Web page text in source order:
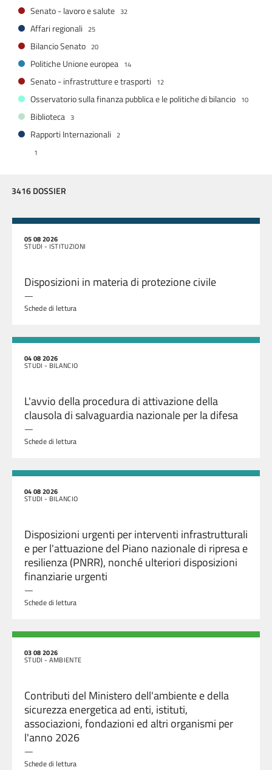
Senato - lavoro e salute 32
Affari regionali 25
Bilancio Senato 20
Politiche Unione europea 14
Senato - infrastrutture e trasporti 12
Osservatorio sulla finanza pubblica e le politiche di bilancio 10
Biblioteca 3
Rapporti Internazionali
2
1
3416 DOSSIER
05 08 2026
STUDI - ISTITUZIONI
Disposizioni in materia di protezione civile
—
Schede di lettura
04 08 2026
STUDI - BILANCIO
L'avvio della procedura di attivazione della
clausola di salvaguardia nazionale per la difesa
—
Schede di lettura
04 08 2026
STUDI - BILANCIO
Disposizioni urgenti per interventi infrastrutturali
e per l'attuazione del Piano nazionale di ripresa e
resilienza (PNRR), nonché ulteriori disposizioni
finanziarie urgenti
—
Schede di lettura
03 08 2026
STUDI - AMBIENTE
Contributi del Ministero dell'ambiente e della
sicurezza energetica ad enti, istituti,
associazioni, fondazioni ed altri organismi per
l'anno 2026
—
Schede di lettura